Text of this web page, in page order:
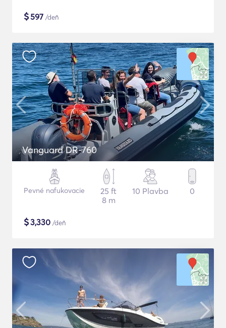
$597 /deň
Vanguard DR-760
Pevné nafukovacie
25 ft
8 m
10 Plavba 0
$3,330 /deň